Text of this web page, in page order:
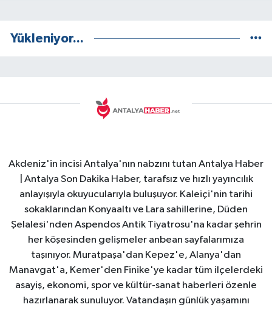
Yükleniyor...
Akdeniz'in incisi Antalya'nın nabzını tutan Antalya Haber
| Antalya Son Dakika Haber, tarafsız ve hızlı yayıncılık
anlayışıyla okuyucularıyla buluşuyor. Kaleiçi'nin tarihi
sokaklarından Konyaaltı ve Lara sahillerine, Düden
Şelalesi'nden Aspendos Antik Tiyatrosu'na kadar şehrin
her köşesinden gelişmeler anbean sayfalarımıza
taşınıyor. Muratpaşa'dan Kepez'e, Alanya'dan
Manavgat'a, Kemer'den Finike'ye kadar tüm ilçelerdeki
asayiş, ekonomi, spor ve kültür-sanat haberleri özenle
hazırlanarak sunuluyor. Vatandaşın günlük yaşamını